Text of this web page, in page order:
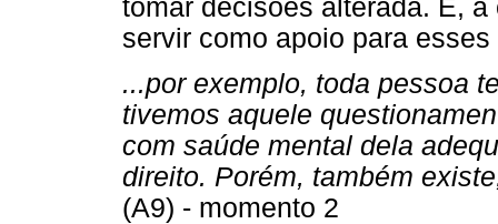
tomar decisões alterada. E,
servir como apoio para
...por exemplo, toda pessoa
tivemos aquele
com saúde mental dela
direito. Porém, também
(A9) - momento 2